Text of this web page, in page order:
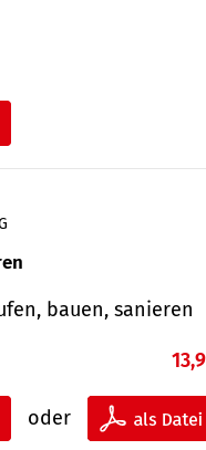
bauen, sanieren
oder